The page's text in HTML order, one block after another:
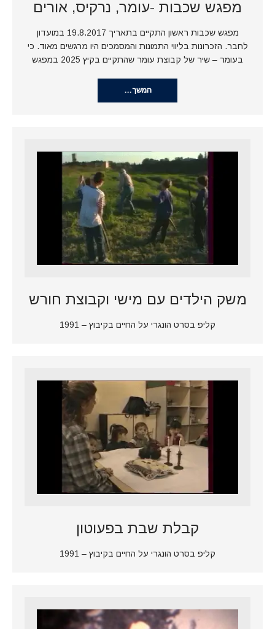
מפגש שכבות -עומר, נרקיס, אורים
מפגש שכבות ראשון התקיים בתאריך 19.8.2017 במועדון
לחבר. הזכרונות בליווי התמונות והמסמכים היו מרגשים מאוד. כי
בעומר – שיר של קבוצת עומר שהתקיים בקיץ 2025 במפגש
המשך…
משק הילדים עם מישי וקבוצת חורש
קליפ בסרט הונגרי על החיים בקיבוץ – 1991
קבלת שבת בפעוטון
קליפ בסרט הונגרי על החיים בקיבוץ – 1991